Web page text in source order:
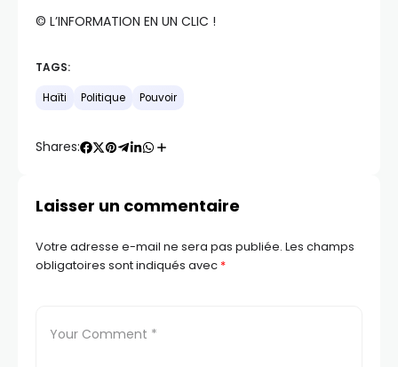
©️ L’INFORMATION EN UN CLIC !
TAGS:
Haïti Politique Pouvoir
Shares:
Laisser un commentaire
Votre adresse e-mail ne sera pas publiée. Les champs
obligatoires sont indiqués avec *